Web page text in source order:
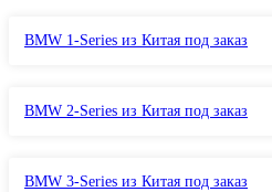
BMW 1-Series из Китая под заказ
BMW 2-Series из Китая под заказ
BMW 3-Series из Китая под заказ